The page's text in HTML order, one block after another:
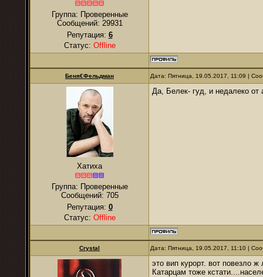
Группа: Проверенные
Сообщений: 29931
Репутация: 6
Статус: Offline
Беня€Фельдман Дата: Пятница, 19.05.2017, 11:09 |
Хатиха
Группа: Проверенные
Сообщений: 705
Репутация: 0
Статус: Offline
Да, Белек- гуд, и недалеко от
Crystal Дата: Пятница, 19.05.2017, 11:10 |
это вип курорт. вот повезло
Катарцам тоже